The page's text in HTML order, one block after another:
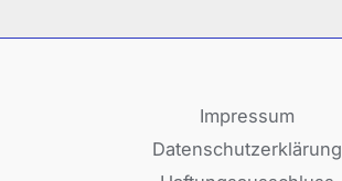
Impressum
Datenschutzerklärung